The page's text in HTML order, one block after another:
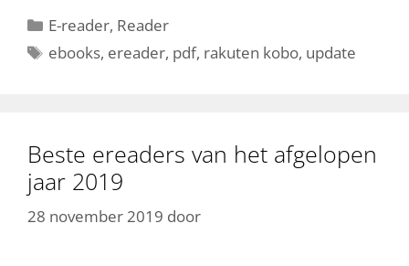
Categorieën
E-reader, Reader
Tags
ebooks, ereader, pdf, rakuten kobo, update
Beste ereaders van het afgelopen
jaar 2019
28 november 2019 door